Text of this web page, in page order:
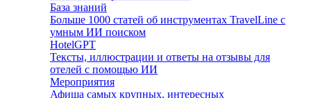
База знаний
Больше 1000 статей об инструментах TravelLine с
умным ИИ поиском
HotelGPT
Тексты, иллюстрации и ответы на отзывы для
отелей с помощью ИИ
Мероприятия
Афиша самых крупных, интересных